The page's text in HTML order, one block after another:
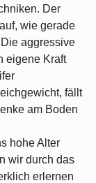
Der
wie gerade
aggressive
eigene Kraft
fällt
am Boden
hohe Alter
wir durch das
erlernen